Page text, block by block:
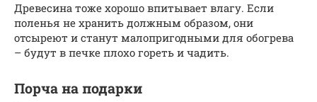
Древесина тоже хорошо впитывает влагу. Если
поленья не хранить должным образом, они
отсыреют и станут малопригодными для обогрева
– будут в печке плохо гореть и чадить.
Порча на подарки